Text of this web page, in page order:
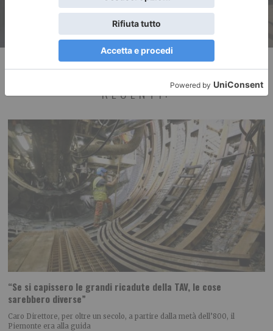
RECENTI:
“Se si capissero le grandi ricadute della TAV, le cose
sarebbero diverse”
Caro Direttore, per oltre un secolo, a partire dalla metà dell’800, il
Piemonte era alla guida